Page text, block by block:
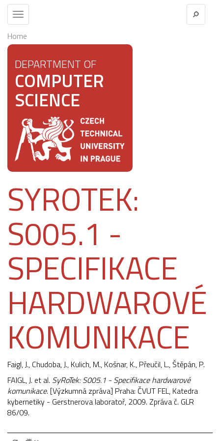
Toggle
navigation
Home
DEPARTMENT OF
COMPUTER
SCIENCE
SYROTEK:
S005.1 -
SPECIFIKACE
HARDWAROVÉ
KOMUNIKACE
Faigl, J., Chudoba, J., Kulich, M., Košnar, K., Přeučil, L., Štěpán, P.
FAIGL, J. et al. SyRoTek: S005.1 - Specifikace hardwarové
komunikace. [Výzkumná zpráva] Praha: ČVUT FEL, Katedra
kybernetiky - Gerstnerova laboratoř, 2009. Zpráva č. GLR
86/09.